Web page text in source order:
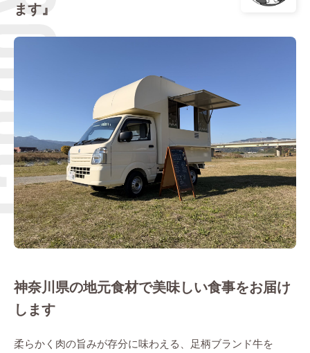
出店の流れ
Q＆A
ブログ
ます』
神奈川県の地元食材で美味しい食事をお届け
します
柔らかく肉の旨みが存分に味わえる、足柄ブランド牛を